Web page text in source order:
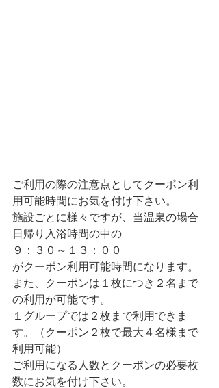
ご利用の際の注意点としてクーポン利
用可能時間にお気を付け下さい。
施設ごとに様々ですが、当温泉の場合
日帰り入浴時間の中の
９：３０～１３：００
がクーポン利用可能時間になります。
また、クーポンは１枚につき２名まで
の利用が可能です。
１グループでは２枚まで利用できま
す。（クーポン２枚で最大４名様まで
利用可能）
ご利用になる人数とクーポンの必要枚
数にお気を付け下さい。